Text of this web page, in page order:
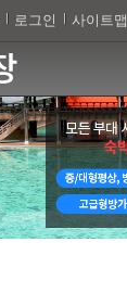
로그인 사이트맵